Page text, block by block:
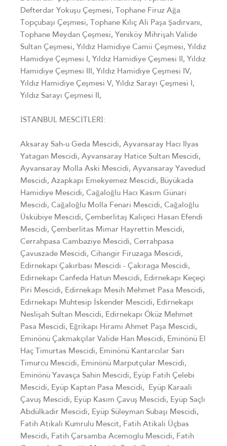
Defterdar Yokuşu Çeşmesi, Tophane Firuz Ağa
Topçubaşı Çeşmesi, Tophane Kılıç Ali Paşa Şadırvanı,
Tophane Meydan Çeşmesi, Yeniköy Mihrişah Valide
Sultan Çeşmesi, Yıldız Hamidiye Camii Çeşmesi, Yıldız
Hamidiye Çeşmesi I, Yıldız Hamidiye Çeşmesi II, Yıldız
Hamidiye Çeşmesi III, Yıldız Hamidiye Çeşmesi IV,
Yıldız Hamidiye Çeşmesi V, Yıldız Sarayı Çeşmesi I,
Yıldız Sarayı Çeşmesi II,
İSTANBUL MESCİTLERİ:
Aksaray Sah-u Geda Mescidi, Ayvansaray Hacı Ilyas
Yatagan Mescidi, Ayvansaray Hatice Sultan Mescidi,
Ayvansaray Molla Aski Mescidi, Ayvansaray Yavedud
Mescidi, Azapkapı Emekyemez Mescidi, Büyükada
Hamidiye Mescidi, Cağaloğlu Hacı Kasım Günari
Mescidi, Cağaloğlu Molla Fenari Mescidi, Cağaloğlu
Üskübiye Mescidi, Çemberlitaş Kaliçeci Hasan Efendi
Mescidi, Çemberlitas Mimar Hayrettin Mescidi,
Cerrahpasa Cambaziye Mescidi, Cerrahpasa
Çavuszade Mescidi, Cihangir Firuzaga Mescidi,
Edirnekapı Çakırbası Mescidi - Çakıraga Mescidi,
Edirnekapı Canfeda Hatun Mescidi, Edirnekapı Keçeçi
Piri Mescidi, Edirnekapı Mesih Mehmet Pasa Mescidi,
Edirnekapı Muhtesip İskender Mescidi, Edirnekapı
Neslişah Sultan Mescidi, Edirnekapı Öküz Mehmet
Pasa Mescidi, Eğrikapı Hirami Ahmet Paşa Mescidi,
Eminönü Çakmakçılar Valide Han Mescidi, Eminönü El
Haç Timurtas Mescidi, Eminönü Kantarcılar Sarı
Timurcu Mescidi, Eminönü Marputçular Mescidi,
Eminönü Yavasça Sahin Mescidi, Eyüp Fatih Çelebi
Mescidi, Eyüp Kaptan Pasa Mescidi, Eyüp Karaali
Çavuş Mescidi, Eyüp Kasım Çavuş Mescidi, Eyüp Saçlı
Abdülkadir Mescidi, Eyüp Süleyman Subaşı Mescidi,
Fatih Atikali Kumrulu Mescit, Fatih Atikali Üçbas
Mescidi, Fatih Çarsamba Acemoglu Mescidi, Fatih